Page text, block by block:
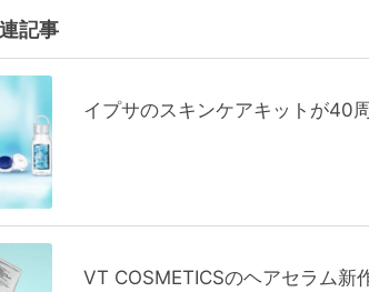
記事
イプサのスキンケアキットが40
VT COSMETICSのヘアセラム